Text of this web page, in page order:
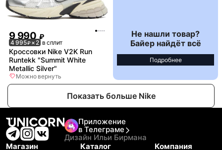
9 990 ₽
4 995₽× 2 в сплит
Кроссовки Nike V2K Run
Runtekk "Summit White
Metallic Silver"
Можно вернуть
Не нашли товар?
Байер найдёт всё
Подробнее
Показать больше Nike
Приложение
в Телеграме
Дизайн Ильи Бирмана
Магазин
Каталог Компания